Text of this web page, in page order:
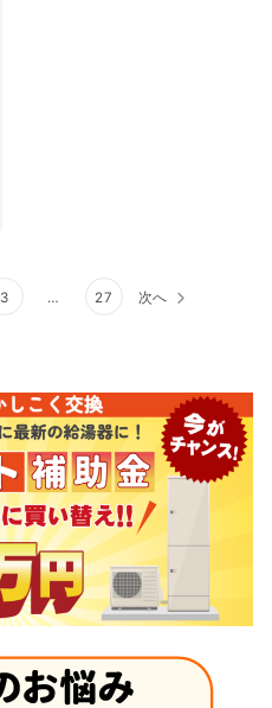
3 … 27 次へ